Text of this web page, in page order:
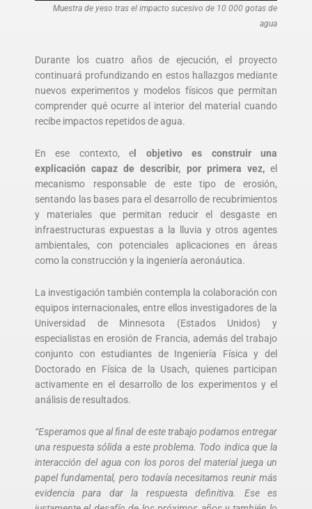
Muestra de yeso tras el impacto sucesivo de 10 000 gotas de
agua
Durante los cuatro años de ejecución, el proyecto
continuará profundizando en estos hallazgos mediante
nuevos experimentos y modelos físicos que permitan
comprender qué ocurre al interior del material cuando
recibe impactos repetidos de agua.
En ese contexto, e l objetivo es construir una
explicación capaz de describir, por primera vez,el
mecanismo responsable de este tipo de erosión,
sentando las bases para el desarrollo de recubrimientos
y materiales que permitan reducir el desgaste en
infraestructuras expuestas a la lluvia y otros agentes
ambientales, con potenciales aplicaciones en áreas
como la construcción y la ingeniería aeronáutica.
La investigación también contempla la colaboración con
equipos internacionales, entre ellos investigadores de la
Universidad de Minnesota (Estados Unidos) y
especialistas en erosión de Francia, además del trabajo
conjunto con estudiantes de Ingeniería Física y del
Doctorado en Física de la Usach, quienes participan
activamente en el desarrollo de los experimentos y el
análisis de resultados.
“Esperamos que al final de este trabajo podamos entregar
una respuesta sólida a este problema. Todo indica que la
interacción del agua con los poros del material juega un
papel fundamental, pero todavía necesitamos reunir más
evidencia para dar la respuesta definitiva. Ese es